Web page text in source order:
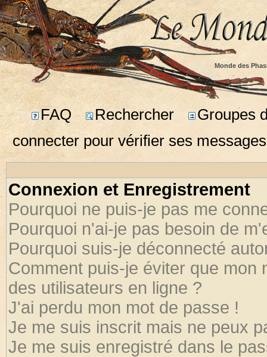
Monde des
FAQ Rechercher
Groupes
connecter pour vérifier ses
Connexion et Enregistrement
Pourquoi ne puis-je pas me
Pourquoi n'ai-je pas besoin de
Pourquoi suis-je déconnecté
Comment puis-je éviter que mon
des utilisateurs en ligne ?
J'ai perdu mon mot de passe !
Je me suis inscrit mais ne peux
Je me suis enregistré dans le